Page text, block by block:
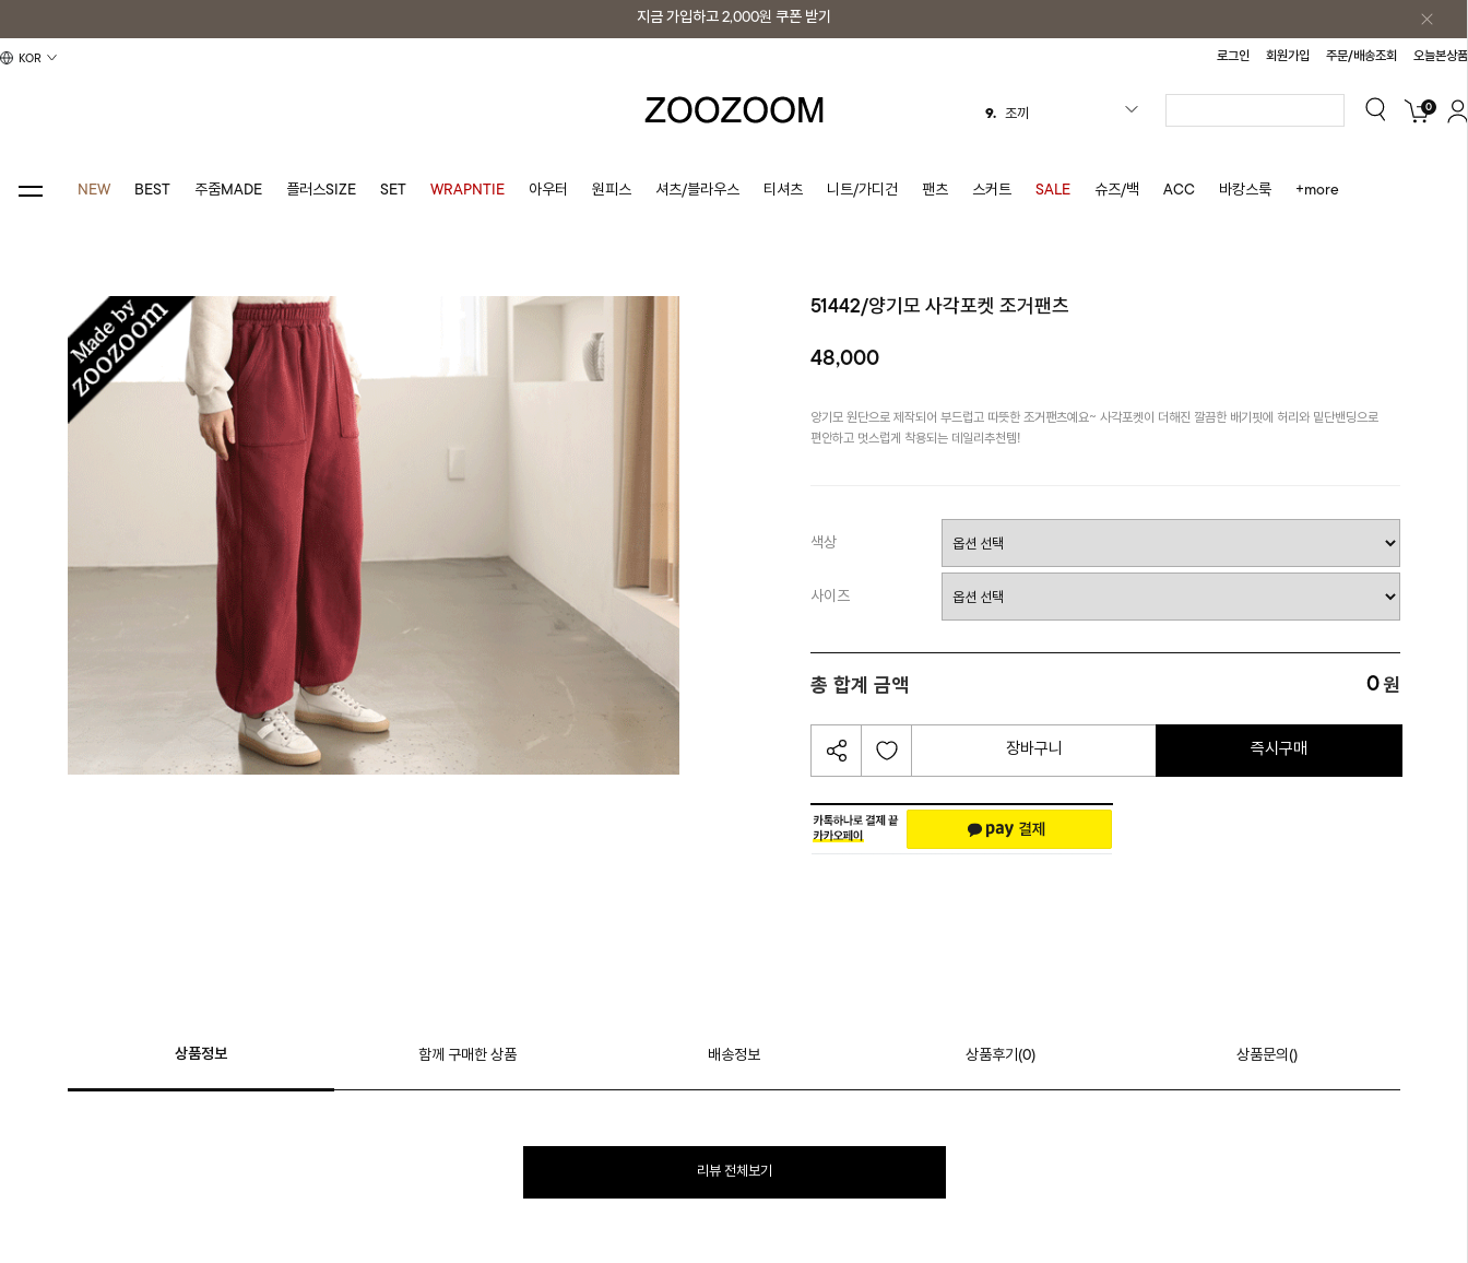
지금 가입하고 2,000원 쿠폰 받기
KOR 로그인 회원가입 주문/배송조회 오늘본상품
9. 조끼
1.
5. 플리츠
8. 바지
0
NEW BEST 주줌MADE 플러스SIZE SET WRAPNTIE 아우터 원피스 셔츠/블라우스 티셔츠 니트/가디건 팬츠 스커트 SALE 슈즈/백 ACC 바캉스룩 +more
51442/양기모 사각포켓 조거팬츠
48,000
양기모 원단으로 제작되어 부드럽고 따뜻한 조거팬츠예요~ 사각포켓이 더해진 깔끔한 배기핏에 허리와 밑단밴딩으로
편안하고 멋스럽게 착용되는 데일리추천템!
색상
사이즈
총 합계 금액 0원
장바구니 즉시구매
상품정보 함께 구매한 상품 배송정보 상품후기(0) 상품문의()
리뷰 전체보기